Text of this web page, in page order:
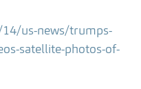
us-news/trumps-
satellite-photos-of-